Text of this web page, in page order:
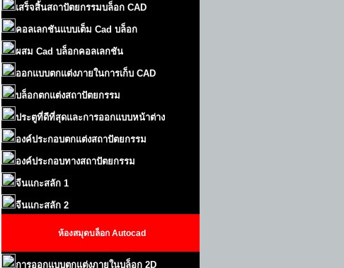
เสร็จสิ้นสถาปัตยกรรมบล็อก CAD
คอลเลกชันแบบเต็ม Cad บล็อก
ผสม Cad บล็อกคอลเลกชัน
ออกแบบตกแต่งภายในการเก็บ CAD
บล็อกตกแต่งสถาปัตยกรรม
ประตูที่ดีที่สุดและการออกแบบหน้าต่าง
องค์ประกอบตกแต่งสถาปัตยกรรม
องค์ประกอบทางสถาปัตยกรรม
จีนแกะสลัก 1
จีนแกะสลัก 2
ห้องสมุดบล็อก Autocad
การออกแบบตกแต่งภายในบล็อก 2D